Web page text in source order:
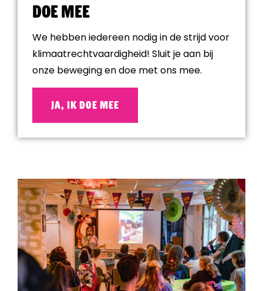
Doe mee
We hebben iedereen nodig in de strijd voor
klimaatrechtvaardigheid! Sluit je aan bij
onze beweging en doe met ons mee.
JA, IK DOE MEE